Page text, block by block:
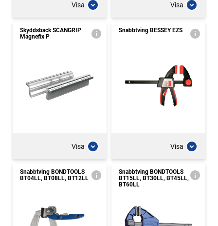
Visa Visa
Skyddsback SCANGRIP
Magnefix P
Visa
Snabbtving BESSEY EZS
Visa
Snabbtving BONDTOOLS
BT04LL, BT08LL, BT12LL
Snabbtving BONDTOOLS
BT15LL, BT30LL, BT45LL,
BT60LL